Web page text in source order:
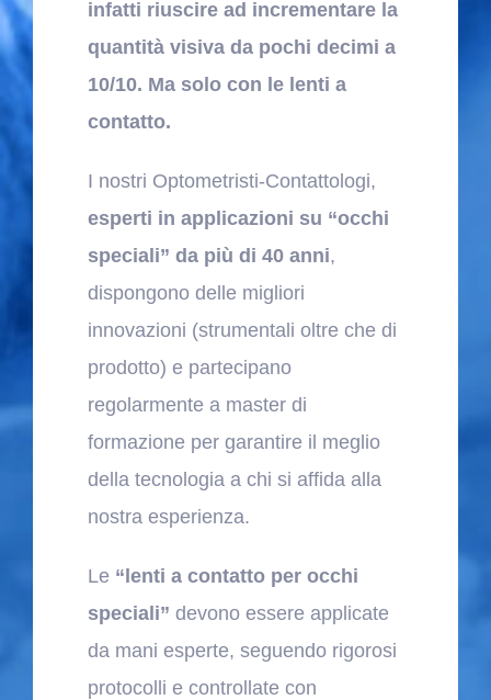
infatti riuscire ad incrementare la
quantità visiva da pochi decimi a
10/10. Ma solo con le lenti a
contatto.
I nostri Optometristi-Contattologi,
esperti in applicazioni su “occhi
speciali” da più di 40 anni,
dispongono delle migliori
innovazioni (strumentali oltre che di
prodotto) e partecipano
regolarmente a master di
formazione per garantire il meglio
della tecnologia a chi si affida alla
nostra esperienza.
Le “lenti a contatto per occhi
speciali” devono essere applicate
da mani esperte, seguendo rigorosi
protocolli e controllate con